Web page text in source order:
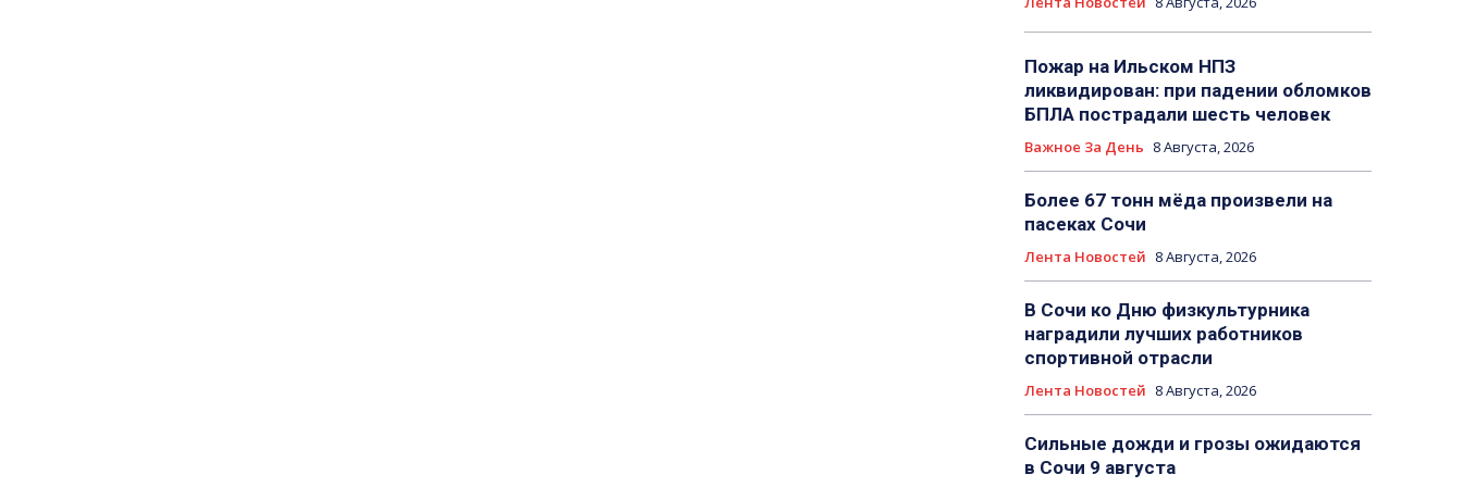
Пожар на Ильском НПЗ
ликвидирован: при падении обломков
БПЛА пострадали шесть человек
Важное За День 8 Августа, 2026
Более 67 тонн мёда произвели на
пасеках Сочи
Лента Новостей 8 Августа, 2026
В Сочи ко Дню физкультурника
наградили лучших работников
спортивной отрасли
Лента Новостей 8 Августа, 2026
Сильные дожди и грозы ожидаются
в Сочи 9 августа